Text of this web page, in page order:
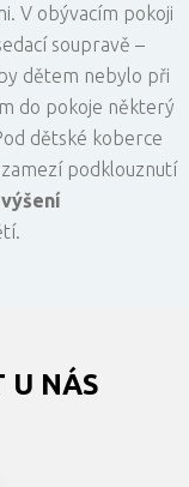
V obývacím pokoji
soupravě –
dětem nebylo při
do pokoje některý
dětské koberce
podklouznutí
U NÁS